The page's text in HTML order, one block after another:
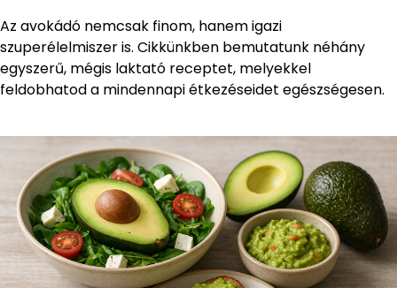
Az avokádó nemcsak finom, hanem igazi
szuperélelmiszer is. Cikkünkben bemutatunk néhány
egyszerű, mégis laktató receptet, melyekkel
feldobhatod a mindennapi étkezéseidet egészségesen.